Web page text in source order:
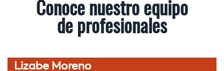
Conoce nuestro equipo
de profesionales
Lizabe Moreno